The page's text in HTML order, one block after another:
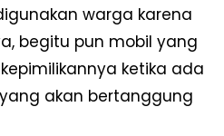
warga karena
begitu pun mobil yang
ketika ada
akan bertanggung